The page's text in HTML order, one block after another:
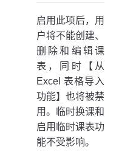
启用此项后，用
户将不能创建、
删除和编辑课
表，同时【从
Excel 表格导入
功能】也将被禁
用。临时换课和
启用临时课表功
能不受影响。